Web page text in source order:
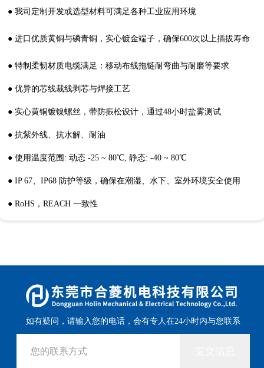
● 我司定制开发或选型材料可满足各种工业应用环境
● 进口优质黄铜与磷青铜，实心镀金端子，确保600次以上插拔寿命
● 特制柔韧材质电缆满足：移动布线拖链耐弯曲与耐磨等要求
● 优异的芯线裁线剥芯与焊接工艺
● 实心黄铜镀镍螺丝，带防振松设计，通过48小时盐雾测试
● 抗紫外线、抗水解、耐油
● 使用温度范围: 动态 -25 ~ 80℃, 静态: -40 ~ 80℃
● IP 67、IP68 防护等级，确保在潮湿、水下、室外环境安全使用
● RoHS，REACH 一致性
如有疑问，请输入您的电话，会有专人在24小时内与您联系